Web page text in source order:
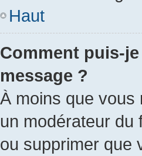
Haut
Comment puis-
message ?
À moins que
un modérateur du
ou supprimer que